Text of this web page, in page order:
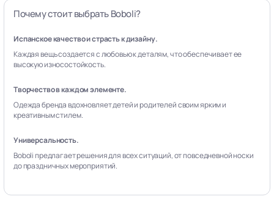
Почему стоит выбрать Boboli?
Испанское качество и страсть к дизайну.
Каждая вещь создается с любовью к деталям, что обеспечивает ее
высокую износостойкость.
Творчество в каждом элементе.
Одежда бренда вдохновляет детей и родителей своим ярким и
креативным стилем.
Универсальность.
Boboli предлагает решения для всех ситуаций, от повседневной носки
до праздничных мероприятий.